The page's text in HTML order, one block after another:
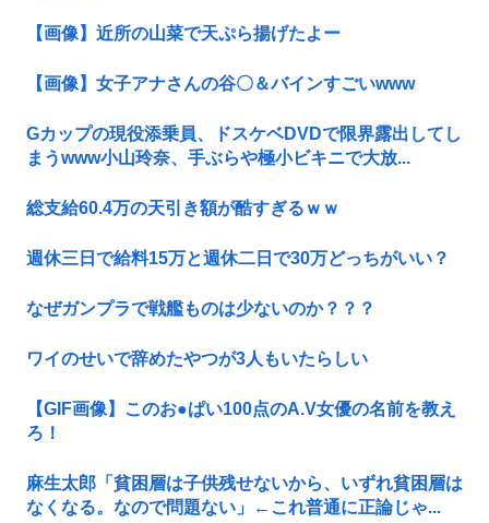
【画像】近所の山菜で天ぷら揚げたよー
【画像】女子アナさんの谷〇＆バインすごいwww
Gカップの現役添乗員、ドスケベDVDで限界露出してし
まうwww小山玲奈、手ぶらや極小ビキニで大放...
総支給60.4万の天引き額が酷すぎるｗｗ
週休三日で給料15万と週休二日で30万どっちがいい？
なぜガンプラで戦艦ものは少ないのか？？？
ワイのせいで辞めたやつが3人もいたらしい
【GIF画像】このお●ぱい100点のA.V女優の名前を教え
ろ！
麻生太郎「貧困層は子供残せないから、いずれ貧困層は
なくなる。なので問題ない」←これ普通に正論じゃ...